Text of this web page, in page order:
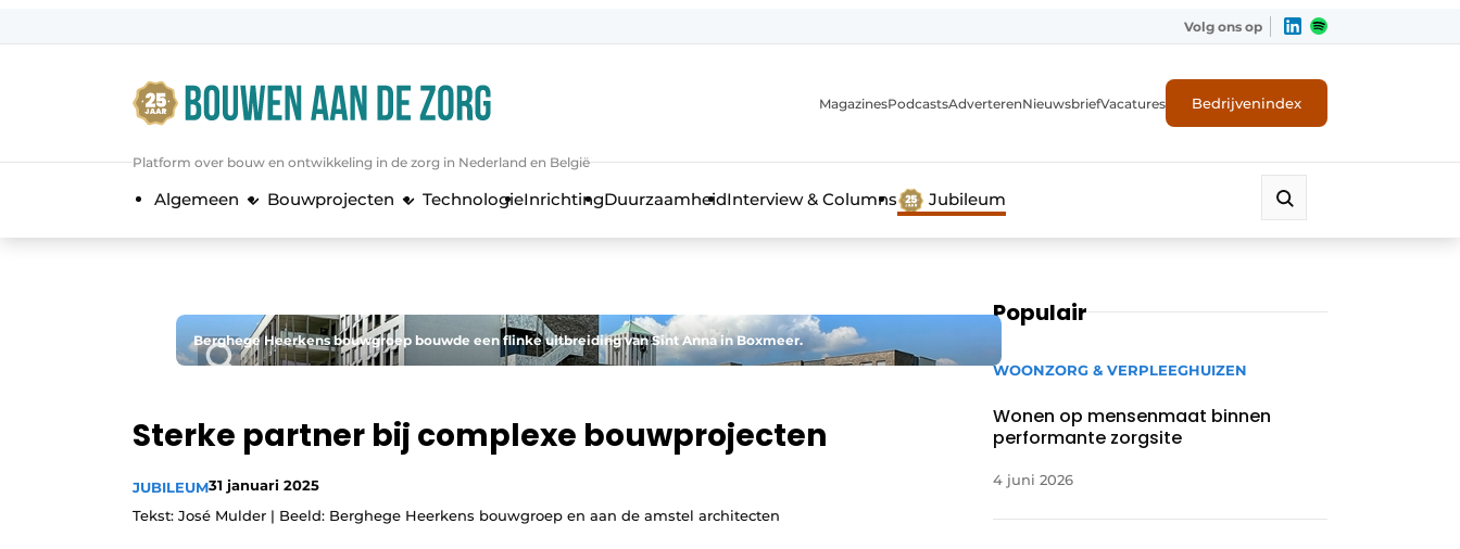
Algemene voorwaarden
Jaarboek
Jubileumboek
Nieuwsbrief
Privacy / Cookie statement
Volg ons op
Platform over bouw en ontwikkeling in de zorg in Nederland en België
MagazinesPodcastsAdverterenNieuwsbriefVacatures Bedrijvenindex
Algemeen Bouwprojecten TechnologieInrichtingDuurzaamheidInterview & Columns Jubileum
Berghege Heerkens bouwgroep bouwde een flinke uitbreiding van Sint Anna in Boxmeer.
Sterke partner bij complexe bouwprojecten
JUBILEUM31 januari 2025
Tekst: José Mulder | Beeld: Berghege Heerkens bouwgroep en aan de amstel architecten
Populair
WOONZORG & VERPLEEGHUIZEN
Wonen op mensenmaat binnen
performante zorgsite
4 juni 2026